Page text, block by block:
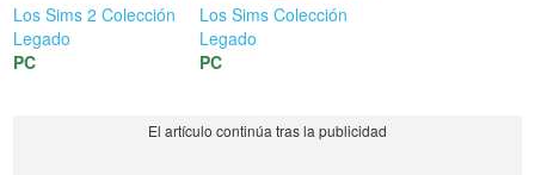
Los Sims 2 Colección
Legado
PC
Los Sims Colección
Legado
PC